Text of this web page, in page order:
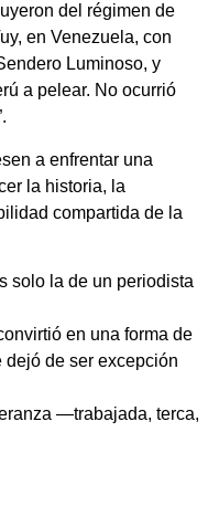
del régimen de
en Venezuela, con
Luminoso, y
a pelear. No ocurrió
a enfrentar una
la historia, la
compartida de la
solo la de un periodista
en una forma de
de ser excepción
—trabajada, terca,